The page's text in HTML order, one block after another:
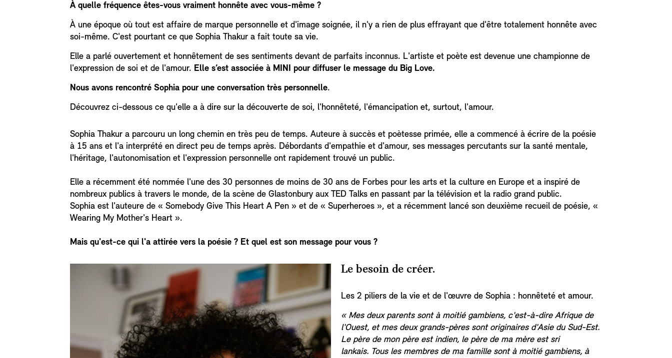
À quelle fréquence êtes-vous vraiment honnête avec vous-même ?
À une époque où tout est affaire de marque personnelle et d'image soignée, il n'y a rien de plus effrayant que d'être totalement honnête avec
soi-même. C'est pourtant ce que Sophia Thakur a fait toute sa vie.
Elle a parlé ouvertement et honnêtement de ses sentiments devant de parfaits inconnus. L'artiste et poète est devenue une championne de
l'expression de soi et de l'amour. Elle s’est associée à MINI pour diffuser le message du Big Love.
Nous avons rencontré Sophia pour une conversation très personnelle.
Découvrez ci-dessous ce qu'elle a à dire sur la découverte de soi, l'honnêteté, l'émancipation et, surtout, l'amour.
Sophia Thakur a parcouru un long chemin en très peu de temps. Auteure à succès et poètesse primée, elle a commencé à écrire de la poésie
à 15 ans et l'a interprété en direct peu de temps après. Débordants d'empathie et d'amour, ses messages percutants sur la santé mentale,
l'héritage, l'autonomisation et l'expression personnelle ont rapidement trouvé un public.
Elle a récemment été nommée l'une des 30 personnes de moins de 30 ans de Forbes pour les arts et la culture en Europe et a inspiré de
nombreux publics à travers le monde, de la scène de Glastonbury aux TED Talks en passant par la télévision et la radio grand public.
Sophia est l'auteure de « Somebody Give This Heart A Pen » et de « Superheroes », et a récemment lancé son deuxième recueil de poésie, «
Wearing My Mother's Heart ».
Mais qu'est-ce qui l'a attirée vers la poésie ? Et quel est son message pour vous ?
Le besoin de créer.
Les 2 piliers de la vie et de l'œuvre de Sophia : honnêteté et amour.
« Mes deux parents sont à moitié gambiens, c'est-à-dire Afrique de
l'Ouest, et mes deux grands-pères sont originaires d'Asie du Sud-Est.
Le père de mon père est indien, le père de ma mère est sri
lankais. Tous les membres de ma famille sont à moitié gambiens, à